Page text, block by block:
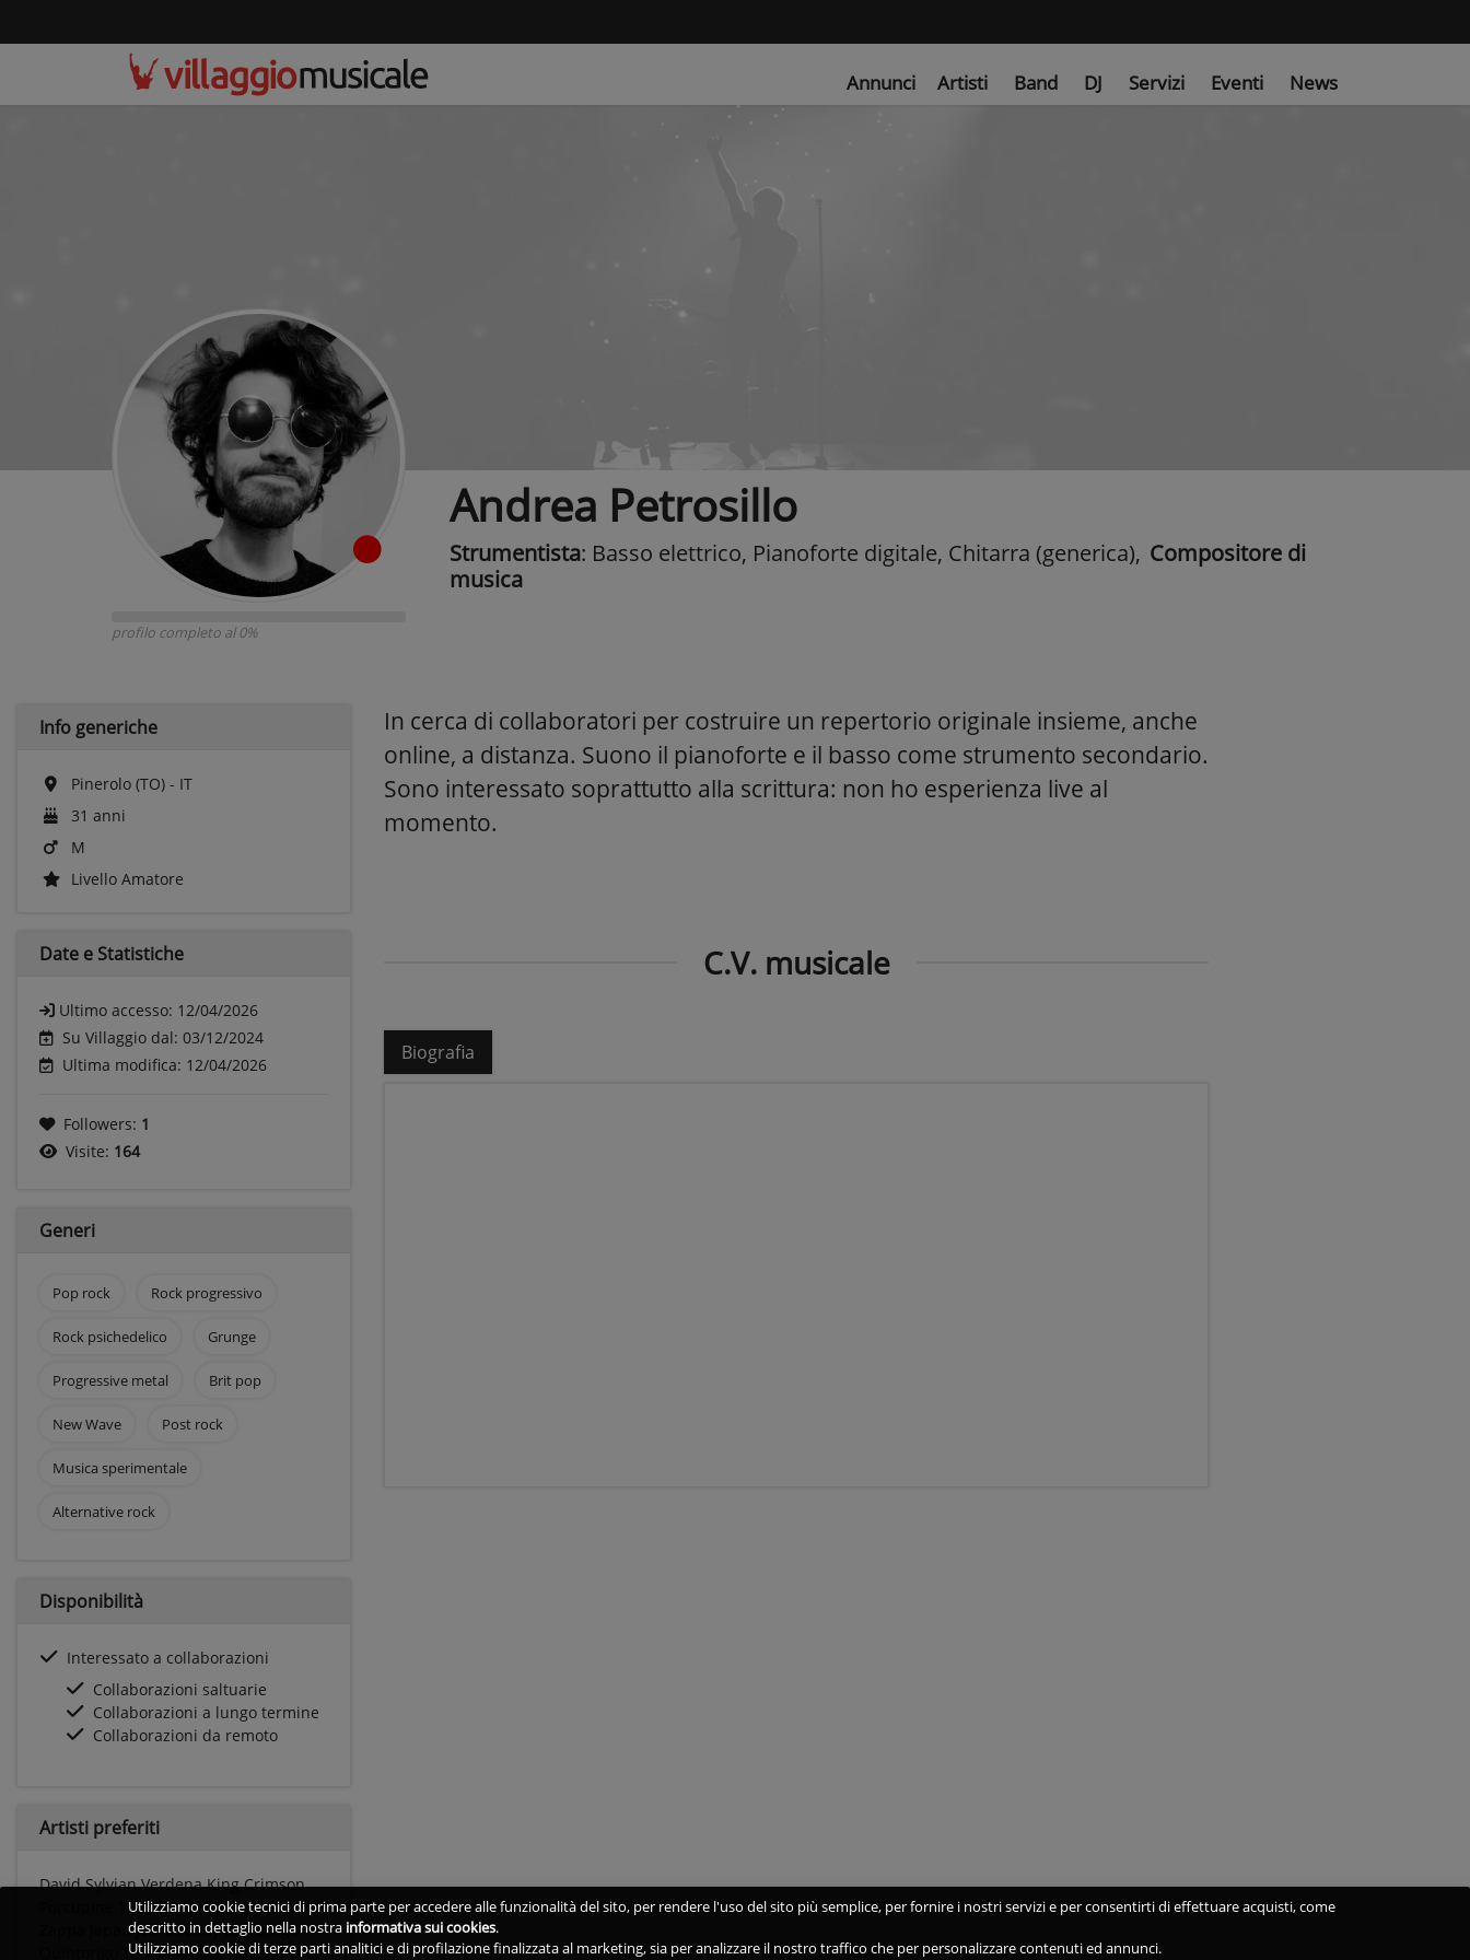
Annunci Artisti Band DJ Servizi Eventi News
profilo completo al 0%
Andrea Petrosillo
Strumentista: Basso elettrico, Pianoforte digitale, Chitarra (generica), Compositore di
musica
Info generiche
Pinerolo (TO) - IT
31 anni
M
Livello Amatore
Date e Statistiche
Ultimo accesso: 12/04/2026
Su Villaggio dal: 03/12/2024
Ultima modifica: 12/04/2026
Followers: 1
Visite: 164
Generi
Pop rock Rock progressivo
Rock psichedelico Grunge
Progressive metal Brit pop
New Wave Post rock
Musica sperimentale
Alternative rock
Disponibilità
Interessato a collaborazioni
Collaborazioni saltuarie
Collaborazioni a lungo termine
Collaborazioni da remoto
Artisti preferiti
David Sylvian Verdena King Crimson
Porcupine Tree The Smiths Frank
Zappa Japan Jeff Buckley Bluvertigo
Quintorigo Tool The Cure David Bowie
In cerca di collaboratori per costruire un repertorio originale insieme, anche
online, a distanza. Suono il pianoforte e il basso come strumento secondario.
Sono interessato soprattutto alla scrittura: non ho esperienza live al
momento.
C.V. musicale
Biografia
Utilizziamo cookie tecnici di prima parte per accedere alle funzionalità del sito, per rendere l'uso del sito più semplice, per fornire i nostri servizi e per consentirti di effettuare acquisti, come
descritto in dettaglio nella nostra informativa sui cookies.
Utilizziamo cookie di terze parti analitici e di profilazione finalizzata al marketing, sia per analizzare il nostro traffico che per personalizzare contenuti ed annunci.